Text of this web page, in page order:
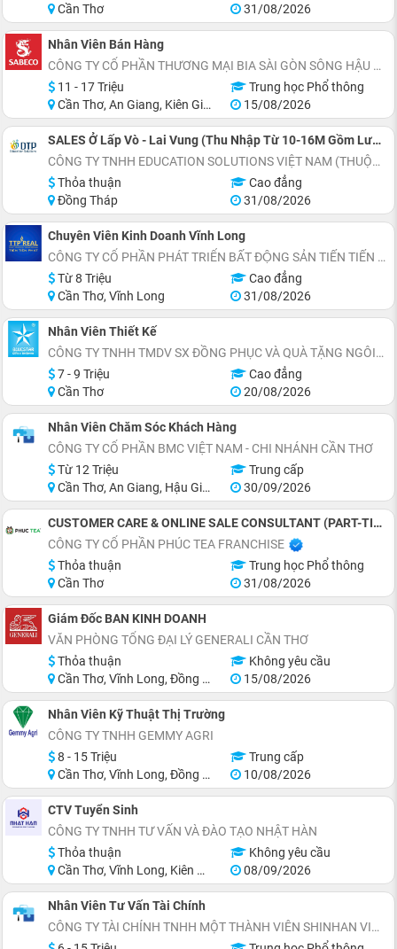
Cần Thơ
31/08/2026
Nhân Viên Bán Hàng
CÔNG TY CỔ PHẦN THƯƠNG MẠI BIA SÀI GÒN SÔNG HẬU
11 - 17 Triệu
Trung học Phổ thông
Cần Thơ, An Giang, Kiên Giang, Sóc Trăng, Bạc Liêu, Cà Mau
15/08/2026
SALES Ở Lấp Vò - Lai Vung (Thu Nhập Từ 10-16M Gồm Lương Cứng 8M+Phụ Cấp+Doanh Số)
CÔNG TY TNHH EDUCATION SOLUTIONS VIỆT NAM (THUỘC TẬP ĐOÀN ĐẠI TRƯỜNG PHÁT)
Thỏa thuận
Cao đẳng
Đồng Tháp
31/08/2026
Chuyên Viên Kinh Doanh Vĩnh Long
CÔNG TY CỔ PHẦN PHÁT TRIỂN BẤT ĐỘNG SẢN TIẾN TIẾN PHÁT
Từ 8 Triệu
Cao đẳng
Cần Thơ, Vĩnh Long
31/08/2026
Nhân Viên Thiết Kế
CÔNG TY TNHH TMDV SX ĐỒNG PHỤC VÀ QUÀ TẶNG NGÔI SAO XANH
7 - 9 Triệu
Cao đẳng
Cần Thơ
20/08/2026
Nhân Viên Chăm Sóc Khách Hàng
CÔNG TY CỔ PHẦN BMC VIỆT NAM - CHI NHÁNH CẦN THƠ
Từ 12 Triệu
Trung cấp
Cần Thơ, An Giang, Hậu Giang, Sóc Trăng
30/09/2026
CUSTOMER CARE & ONLINE SALE CONSULTANT (PART-TIME)
CÔNG TY CỔ PHẦN PHÚC TEA FRANCHISE
Thỏa thuận
Trung học Phổ thông
Cần Thơ
31/08/2026
Giám Đốc BAN KINH DOANH
VĂN PHÒNG TỔNG ĐẠI LÝ GENERALI CẦN THƠ
Thỏa thuận
Không yêu cầu
Cần Thơ, Vĩnh Long, Đồng Tháp, Hậu Giang, Sóc Trăng, Trà Vinh
15/08/2026
Nhân Viên Kỹ Thuật Thị Trường
CÔNG TY TNHH GEMMY AGRI
8 - 15 Triệu
Trung cấp
Cần Thơ, Vĩnh Long, Đồng Tháp, Tiền Giang, Hậu Giang
10/08/2026
CTV Tuyển Sinh
CÔNG TY TNHH TƯ VẤN VÀ ĐÀO TẠO NHẬT HÀN
Thỏa thuận
Không yêu cầu
Cần Thơ, Vĩnh Long, Kiên Giang, Đồng Tháp, Sóc Trăng, Bạc Liêu
08/09/2026
Nhân Viên Tư Vấn Tài Chính
CÔNG TY TÀI CHÍNH TNHH MỘT THÀNH VIÊN SHINHAN VIỆT NAM (CẦN THƠ)